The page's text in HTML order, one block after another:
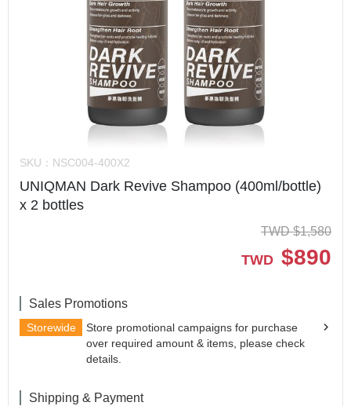
SKU： NSC004-400X2
UNIQMAN Dark Revive Shampoo (400ml/bottle)
x 2 bottles
TWD $1,580
TWD $890
Sales Promotions
Storewide
Store promotional campaigns for purchase
over required amount & items, please check
details.
Shipping & Payment